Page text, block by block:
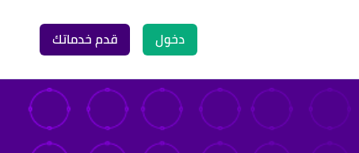
دخول قدم خدماتك